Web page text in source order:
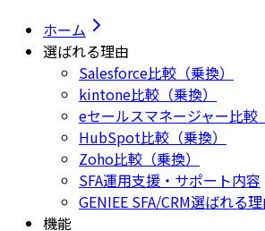
ホーム
選ばれる理由
Salesforce比較（乗換）
kintone比較（乗換）
eセールスマネージャー比較
HubSpot比較（乗換）
Zoho比較（乗換）
SFA運用支援・サポート内容
GENIEE SFA/CRM選ばれる
機能